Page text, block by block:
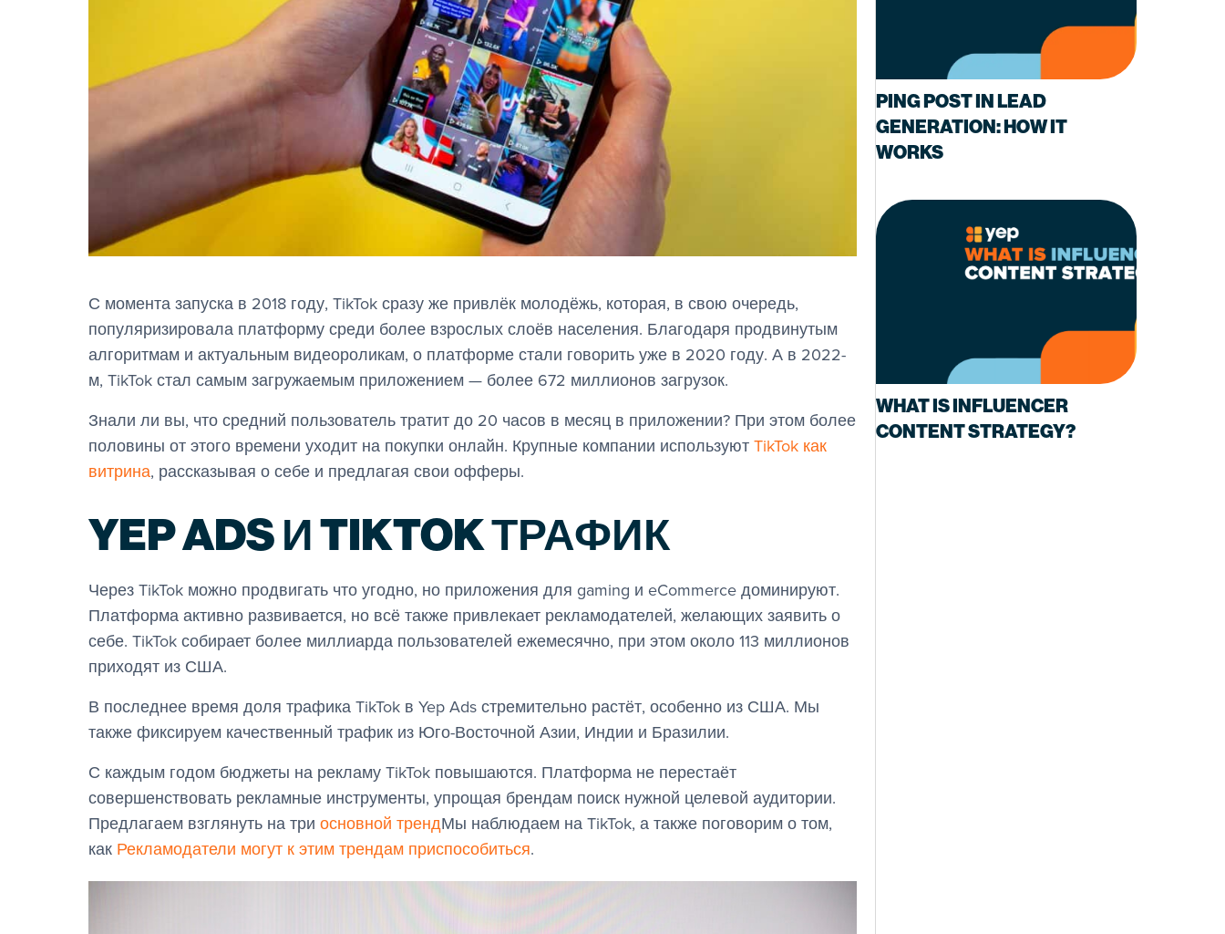
С момента запуска в 2018 году, TikTok сразу же привлёк молодёжь, которая, в свою очередь,
популяризировала платформу среди более взрослых слоёв населения. Благодаря продвинутым
алгоритмам и актуальным видеороликам, о платформе стали говорить уже в 2020 году. А в 2022-
м, TikTok стал самым загружаемым приложением — более 672 миллионов загрузок.
Знали ли вы, что средний пользователь тратит до 20 часов в месяц в приложении? При этом более
половины от этого времени уходит на покупки онлайн. Крупные компании используют TikTok как
витрина, рассказывая о себе и предлагая свои офферы.
YEP ADS И TIKTOK ТРАФИК
Через TikTok можно продвигать что угодно, но приложения для gaming и eCommerce доминируют.
Платформа активно развивается, но всё также привлекает рекламодателей, желающих заявить о
себе. TikTok собирает более миллиарда пользователей ежемесячно, при этом около 113 миллионов
приходят из США.
В последнее время доля трафика TikTok в Yep Ads стремительно растёт, особенно из США. Мы
также фиксируем качественный трафик из Юго-Восточной Азии, Индии и Бразилии.
С каждым годом бюджеты на рекламу TikTok повышаются. Платформа не перестаёт
совершенствовать рекламные инструменты, упрощая брендам поиск нужной целевой аудитории.
Предлагаем взглянуть на три основной трендМы наблюдаем на TikTok, а также поговорим о том,
как Рекламодатели могут к этим трендам приспособиться.
PING POST IN LEAD
GENERATION: HOW IT
WORKS
WHAT IS INFLUENCER
CONTENT STRATEGY?